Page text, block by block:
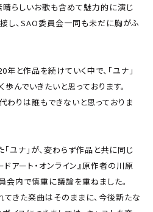
晴らしいお歌も含めて魅力的に演じ
し、SAO委員会一同も未だに胸がふ
と作品を続けていく中で、「ユナ」
歩んでいきたいと思っております。
わりは誰もできないと思っておりま
ユナ」が、変わらず作品と共に同じ
ドアート・オンライン』原作者の川原
会内で慎重に議論を重ねました。
きた楽曲はそのままに、今後新たな